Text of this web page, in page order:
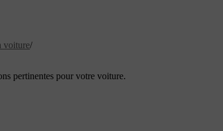
voiture/
pertinentes pour votre voiture.